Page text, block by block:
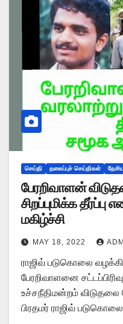
செய்தி தலைப்புச் செய்திகள்
பேரறிவாளன்
சிறப்புமிக்க
மகிழ்ச்சி
MAY 18, 2022
ராஜிவ் படுகொலை
பேரறிவாளனை
உச்சநீதிமன்றம் விடுதலை
பிரதமர் ராஜிவ்